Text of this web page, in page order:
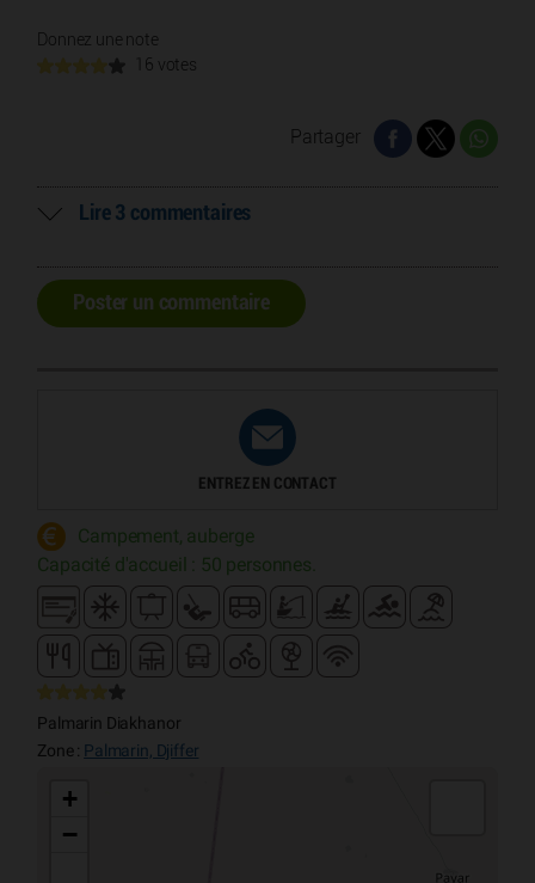
Donnez une note
16 votes
Partager
Lire 3 commentaires
Poster un commentaire
ENTREZ EN CONTACT
Campement, auberge
Capacité d'accueil : 50 personnes.
Palmarin Diakhanor
Zone : Palmarin, Djiffer
+
−